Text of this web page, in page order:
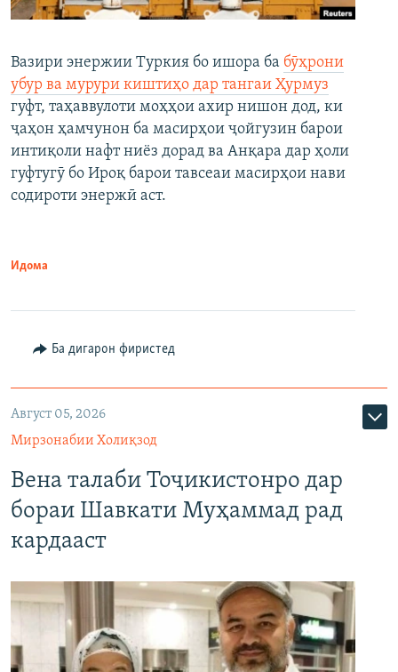
Вазири энержии Туркия бо ишора ба бӯҳрони
убур ва мурури киштиҳо дар тангаи Ҳурмуз
гуфт, таҳаввулоти моҳҳои ахир нишон дод, ки
ҷаҳон ҳамчунон ба масирҳои ҷойгузин барои
интиқоли нафт ниёз дорад ва Анқара дар ҳоли
гуфтугӯ бо Ироқ барои тавсеаи масирҳои нави
содироти энержӣ аст.
Идома
Ба дигарон фиристед
Август 05, 2026
Мирзонабии Холиқзод
Вена талаби Тоҷикистонро дар
бораи Шавкати Муҳаммад рад
кардааст